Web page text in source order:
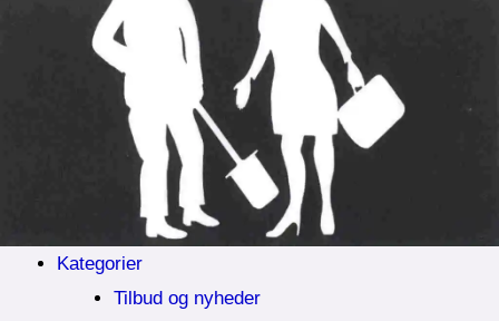
Kategorier
Tilbud og nyheder